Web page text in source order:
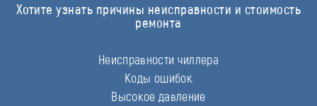
Хотите узнать причины неисправности и стоимость
ремонта
Неисправности чиллера
Коды ошибок
Высокое давление